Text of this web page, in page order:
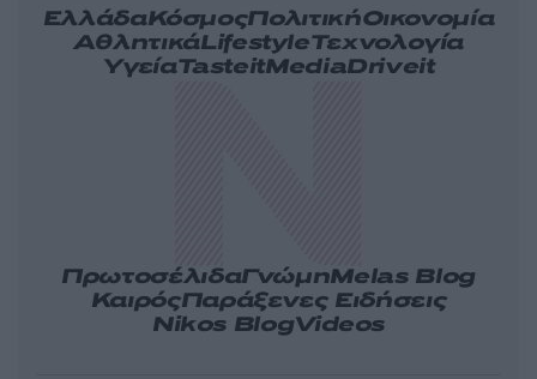
ΕλλάδαΚόσμοςΠολιτικήΟικονομία
ΑθλητικάLifestyleΤεχνολογία
ΥγείαTasteitMediaDriveit
ΠρωτοσέλιδαΓνώμηMelas Blog
ΚαιρόςΠαράξενες Ειδήσεις
Nikos BlogVideos